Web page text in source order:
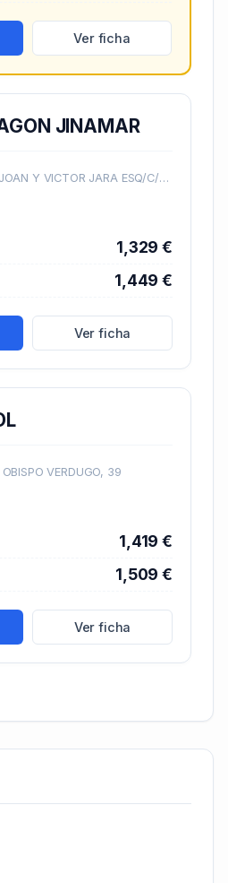
Ver ficha
JINAMAR
AVENIDA JOAN Y VICTOR JARA ESQ/C/FERNANDO SAGASETA Y C/IDOLO DE JINAMAR, 10
1,329 €
1,449 €
Ver ficha
VERDUGO, 39
1,419 €
1,509 €
Ver ficha